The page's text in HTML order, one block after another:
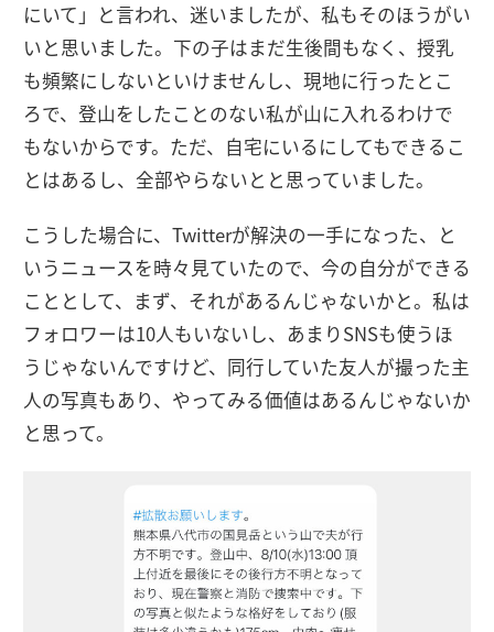
にいて」と言われ、迷いましたが、私もそのほうがい
いと思いました。下の子はまだ生後間もなく、授乳
も頻繁にしないといけませんし、現地に行ったとこ
ろで、登山をしたことのない私が山に入れるわけで
もないからです。ただ、自宅にいるにしてもできるこ
とはあるし、全部やらないとと思っていました。
こうした場合に、Twitterが解決の一手になった、と
いうニュースを時々見ていたので、今の自分ができる
こととして、まず、それがあるんじゃないかと。私は
フォロワーは10人もいないし、あまりSNSも使うほ
うじゃないんですけど、同行していた友人が撮った主
人の写真もあり、やってみる価値はあるんじゃないか
と思って。